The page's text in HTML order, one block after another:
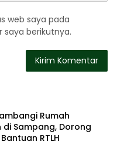
web saya pada
berikutnya.
Rumah
Sampang, Dorong
RTLH